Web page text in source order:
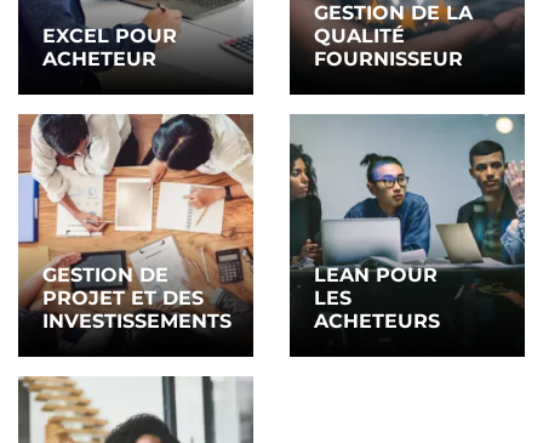
EXCEL POUR
ACHETEUR
GESTION DE LA
QUALITÉ
FOURNISSEUR
GESTION DE
PROJET ET DES
INVESTISSEMENTS
LEAN POUR
LES
ACHETEURS